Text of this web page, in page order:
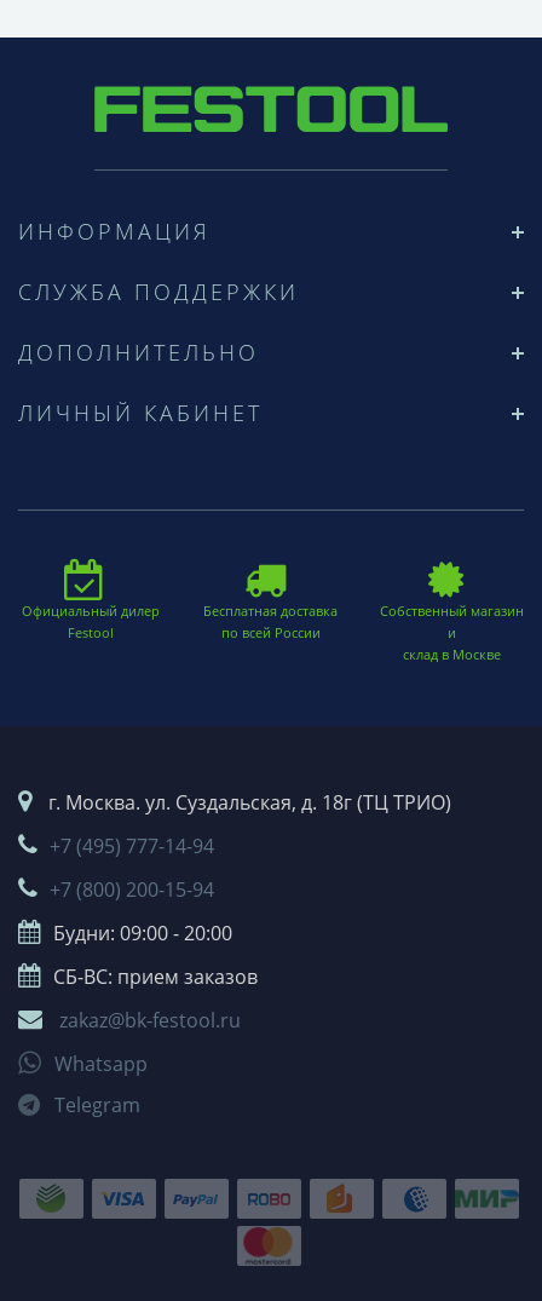
ИНФОРМАЦИЯ
СЛУЖБА ПОДДЕРЖКИ
ДОПОЛНИТЕЛЬНО
ЛИЧНЫЙ КАБИНЕТ
Официальный дилер
Festool
Бесплатная доставка
по всей России
Собственный магазин
и
склад в Москве
г. Москва. ул. Суздальская, д. 18г (ТЦ ТРИО)
+7 (495) 777-14-94
+7 (800) 200-15-94
Будни: 09:00 - 20:00
СБ-ВС: прием заказов
zakaz@bk-festool.ru
Whatsapp
Telegram